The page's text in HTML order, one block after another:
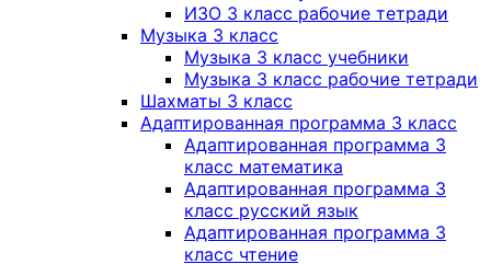
ИЗО 3 класс рабочие тетради
Музыка 3 класс
Музыка 3 класс учебники
Музыка 3 класс рабочие тетради
Шахматы 3 класс
Адаптированная программа 3 класс
Адаптированная программа 3
класс математика
Адаптированная программа 3
класс русский язык
Адаптированная программа 3
класс чтение